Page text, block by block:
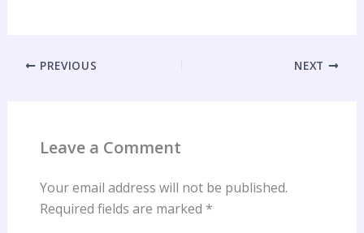
PREVIOUS NEXT
Leave a Comment
Your email address will not be published.
Required fields are marked *